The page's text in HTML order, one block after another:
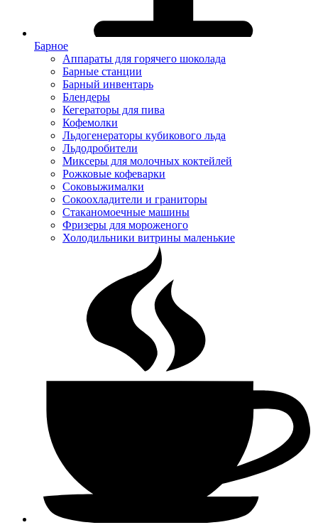
Барное
Аппараты для горячего шоколада
Барные станции
Барный инвентарь
Блендеры
Кегераторы для пива
Кофемолки
Льдогенераторы кубикового льда
Льдодробители
Миксеры для молочных коктейлей
Рожковые кофеварки
Соковыжималки
Сокоохладители и граниторы
Стаканомоечные машины
Фризеры для мороженого
Холодильники витрины маленькие